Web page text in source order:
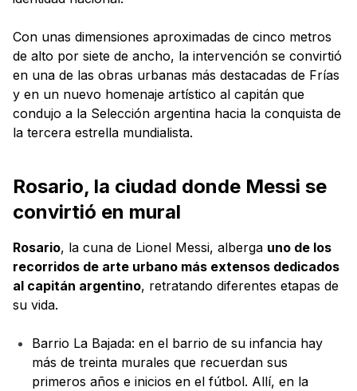
Con unas dimensiones aproximadas de cinco metros
de alto por siete de ancho, la intervención se convirtió
en una de las obras urbanas más destacadas de Frías
y en un nuevo homenaje artístico al capitán que
condujo a la Selección argentina hacia la conquista de
la tercera estrella mundialista.
Rosario, la ciudad donde Messi se
convirtió en mural
Rosario, la cuna de Lionel Messi, alberga uno de los
recorridos de arte urbano más extensos dedicados
al capitán argentino, retratando diferentes etapas de
su vida.
Barrio La Bajada: en el barrio de su infancia hay
más de treinta murales que recuerdan sus
primeros años e inicios en el fútbol. Allí, en la